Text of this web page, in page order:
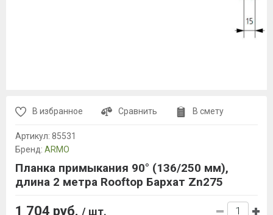
В избранное Сравнить В смету
Артикул: 85531
Бренд: ARMO
Планка примыкания 90° (136/250 мм),
длина 2 метра Rooftop Бархат Zn275
1 704 руб. / шт.